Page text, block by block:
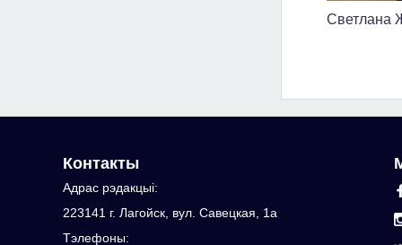
Светлана
Контакты
Адрас рэдакцыi:
223141 г. Лагойск, вул. Савецкая, 1а
Тэлефоны: